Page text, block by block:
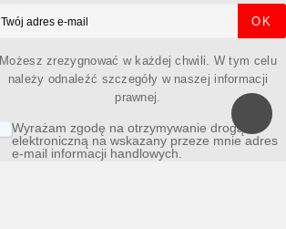
OK
Możesz zrezygnować w każdej chwili. W tym celu
należy odnaleźć szczegóły w naszej informacji
prawnej.
Wyrażam zgodę na otrzymywanie drogą
elektroniczną na wskazany przeze mnie adres
e-mail informacji handlowych.